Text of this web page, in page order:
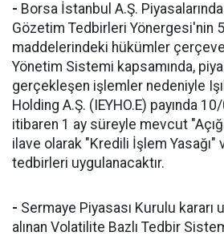
- Borsa İstanbul A.Ş.
Gözetim Tedbirleri Yönergesi'nin
maddelerindeki hükümler
Yönetim Sistemi kapsamında,
gerçekleşen işlemler nedeniyle
Holding A.Ş. (IEYHO.E) payında
itibaren 1 ay süreyle mevcut
ilave olarak "Kredili İşlem Yasağı"
tedbirleri uygulanacaktır.
- Sermaye Piyasası Kurulu kararı
alınan Volatilite Bazlı Tedbir